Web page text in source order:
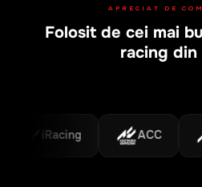
APRECIAT DE
Folosit de cei mai
racing din
iRacing ACC